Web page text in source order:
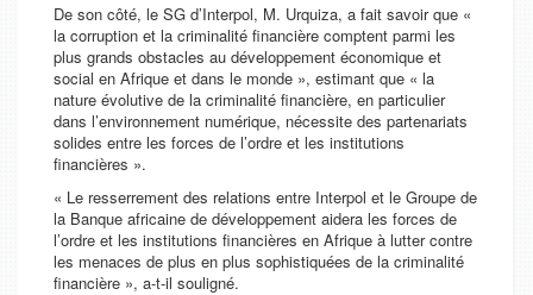
De son côté, le SG d’Interpol, M. Urquiza, a fait savoir que «
la corruption et la criminalité financière comptent parmi les
plus grands obstacles au développement économique et
social en Afrique et dans le monde », estimant que « la
nature évolutive de la criminalité financière, en particulier
dans l’environnement numérique, nécessite des partenariats
solides entre les forces de l’ordre et les institutions
financières ».
« Le resserrement des relations entre Interpol et le Groupe de
la Banque africaine de développement aidera les forces de
l’ordre et les institutions financières en Afrique à lutter contre
les menaces de plus en plus sophistiquées de la criminalité
financière », a-t-il souligné.